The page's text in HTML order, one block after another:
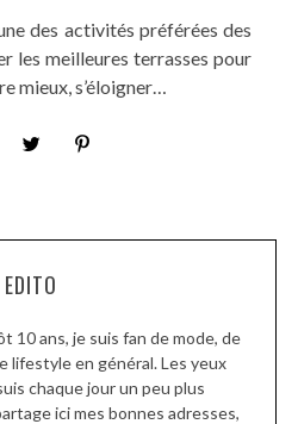
des activités préférées des
les meilleures terrasses pour
mieux, s’éloigner…
EDITO
10 ans, je suis fan de mode, de
lifestyle en général. Les yeux
chaque jour un peu plus
ici mes bonnes adresses,